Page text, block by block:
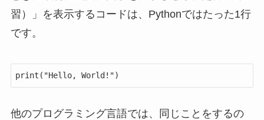
習）」を表示するコードは、Pythonではたった1行
です。
他のプログラミング言語では、同じことをするの